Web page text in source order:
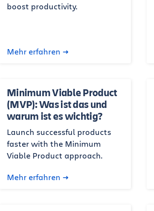
boost productivity.
Mehr erfahren
Minimum Viable Product
(MVP): Was ist das und
warum ist es wichtig?
Launch successful products
faster with the Minimum
Viable Product approach.
Mehr erfahren